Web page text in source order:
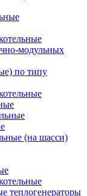
модульных
по типу
(на шасси)
теплогенераторы